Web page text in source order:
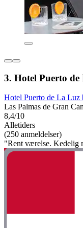
3. Hotel Puerto
Hotel Puerto de La Luz
Las Palmas de Gran
8,4/10
Alletiders
(250 anmeldelser)
"Rent værelse. Kedelig